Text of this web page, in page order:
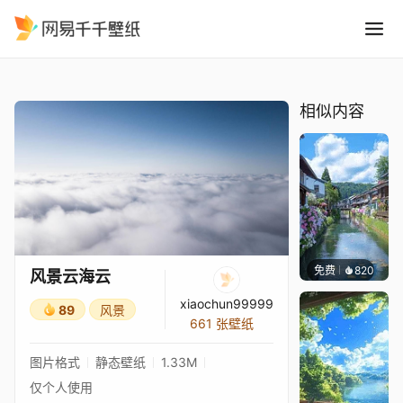
风景云海云
89 风景
xiaochun99999
661 张壁纸
图片格式 静态壁纸
1.33M
仅个人使用
相似内容
免费 820叮叮